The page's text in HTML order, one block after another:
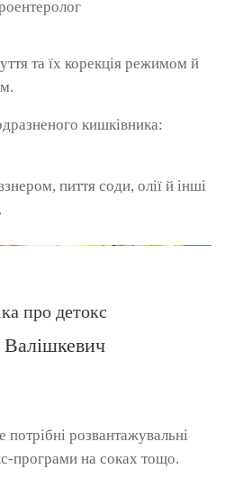
та їх корекція режимом й
кишківника:
пиття соди, олії й інші
про детокс
Валішкевич
розвантажувальні
програми на соках тощо.